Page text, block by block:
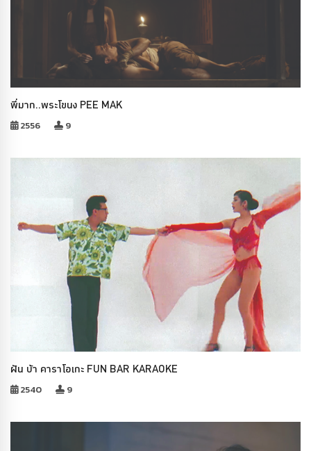
พี่มาก..พระโขนง PEE MAK
2556 9
ฝัน บ้า คาราโอเกะ FUN BAR KARAOKE
2540 9